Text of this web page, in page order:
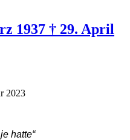
1937 † 29. April
2023
hatte“